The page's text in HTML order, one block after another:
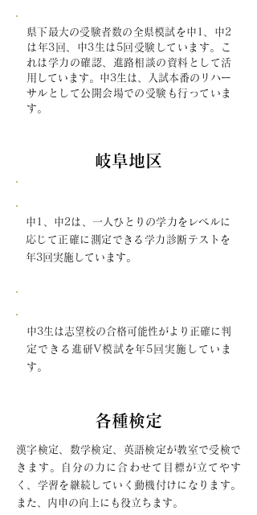
県下最大の受験者数の全県模試を中1、中2
は年3回、中3生は5回受験しています。こ
れは学力の確認、進路相談の資料として活
用しています。中3生は、入試本番のリハー
サルとして公開会場での受験も行っていま
す。
岐阜地区
中1、中2は、一人ひとりの学力をレベルに
応じて正確に測定できる学力診断テストを
年3回実施しています。
中3生は志望校の合格可能性がより正確に判
定できる進研V模試を年5回実施していま
す。
各種検定
漢字検定、数学検定、英語検定が教室で受検で
きます。自分の力に合わせて目標が立てやす
く、学習を継続していく動機付けになります。
また、内申の向上にも役立ちます。